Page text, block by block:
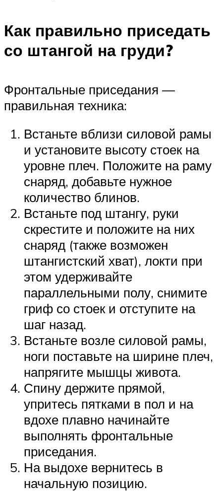
Как правильно приседать
со штангой на груди?
Фронтальные приседания —
правильная техника:
Встаньте вблизи силовой рамы
и установите высоту стоек на
уровне плеч. Положите на раму
снаряд, добавьте нужное
количество блинов.
Встаньте под штангу, руки
скрестите и положите на них
снаряд (также возможен
штангистский хват), локти при
этом удерживайте
параллельными полу, снимите
гриф со стоек и отступите на
шаг назад.
Встаньте возле силовой рамы,
ноги поставьте на ширине плеч,
напрягите мышцы живота.
Спину держите прямой,
упритесь пятками в пол и на
вдохе плавно начинайте
выполнять фронтальные
приседания.
На выдохе вернитесь в
начальную позицию.